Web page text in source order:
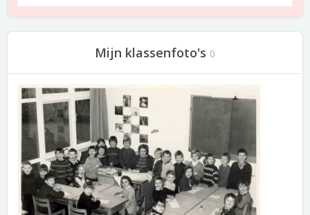
Mijn klassenfoto's 0